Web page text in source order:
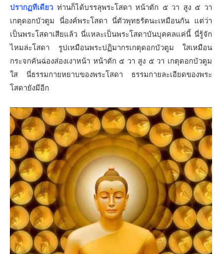
ปรากฏทีเดียว ท่านก็ได้บรรลุพระโสดา หน้าตัก ๕ วา สูง ๕ วา
เกตุดอกบัวตูม นี่องค์พระโสดา นี่ตัวพุทธรัตนะเหมือนกัน แต่ว่า
เป็นพระโสดาเสียแล้ว นี่แหละเป็นพระโสดาบันบุคคลแค่นี้ นี่รู้จัก
ไหมล่ะโสดา รูปเหมือนพระปฏิมากรเกตุดอกบัวตูม ใสเหมือน
กระจกคันฉ่องส่องเงาหน้า หน้าตัก ๕ วา สูง ๕ วา เกตุดอกบัวตูม
ใส นี่ธรรมกายหยาบของพระโสดา ธรรมกายละเอียดของพระ
โสดายังมีอีก